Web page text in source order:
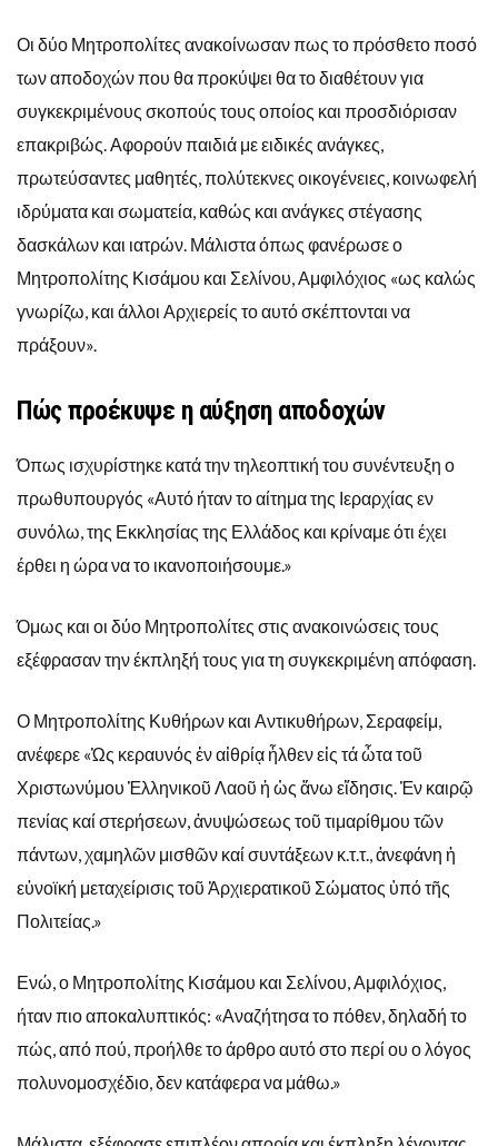
Οι δύο Μητροπολίτες ανακοίνωσαν πως το πρόσθετο ποσό
των αποδοχών που θα προκύψει θα το διαθέτουν για
συγκεκριμένους σκοπούς τους οποίος και προσδιόρισαν
επακριβώς. Αφορούν παιδιά με ειδικές ανάγκες,
πρωτεύσαντες μαθητές, πολύτεκνες οικογένειες, κοινωφελή
ιδρύματα και σωματεία, καθώς και ανάγκες στέγασης
δασκάλων και ιατρών. Μάλιστα όπως φανέρωσε ο
Μητροπολίτης Κισάμου και Σελίνου, Αμφιλόχιος «ως καλώς
γνωρίζω, και άλλοι Αρχιερείς το αυτό σκέπτονται να
πράξουν».
Πώς προέκυψε η αύξηση αποδοχών
Όπως ισχυρίστηκε κατά την τηλεοπτική του συνέντευξη ο
πρωθυπουργός «Αυτό ήταν το αίτημα της Ιεραρχίας εν
συνόλω, της Εκκλησίας της Ελλάδος και κρίναμε ότι έχει
έρθει η ώρα να το ικανοποιήσουμε.»
Όμως και οι δύο Μητροπολίτες στις ανακοινώσεις τους
εξέφρασαν την έκπληξή τους για τη συγκεκριμένη απόφαση.
Ο Μητροπολίτης Κυθήρων και Αντικυθήρων, Σεραφείμ,
ανέφερε «Ὡς κεραυνός ἐν αἰθρίᾳ ἦλθεν εἰς τά ὦτα τοῦ
Χριστωνύμου Ἑλληνικοῦ Λαοῦ ἡ ὡς ἄνω εἴδησις. Ἐν καιρῷ
πενίας καί στερήσεων, ἀνυψώσεως τοῦ τιμαρίθμου τῶν
πάντων, χαμηλῶν μισθῶν καί συντάξεων κ.τ.τ., ἀνεφάνη ἡ
εὐνοϊκή μεταχείρισις τοῦ Ἀρχιερατικοῦ Σώματος ὑπό τῆς
Πολιτείας.»
Ενώ, ο Μητροπολίτης Κισάμου και Σελίνου, Αμφιλόχιος,
ήταν πιο αποκαλυπτικός: «Αναζήτησα το πόθεν, δηλαδή το
πώς, από πού, προήλθε το άρθρο αυτό στο περί ου ο λόγος
πολυνομοσχέδιο, δεν κατάφερα να μάθω.»